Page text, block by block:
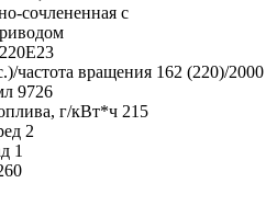
сочлененная с
частота вращения 162 (220)/
9726
г/кВт*ч 215
2
1